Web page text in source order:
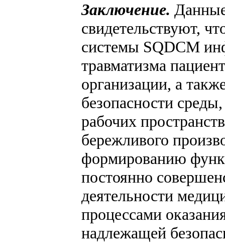
Заключение.
свидетельствуют,
системы SQDCM
травматизма
организации, а
безопасности
рабочих
бережливого
формированию
постоянно
деятельности
процессами
надлежащей